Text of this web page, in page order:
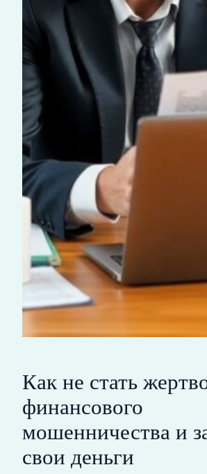
Как не стать
финансового
мошенничества и
свои деньги